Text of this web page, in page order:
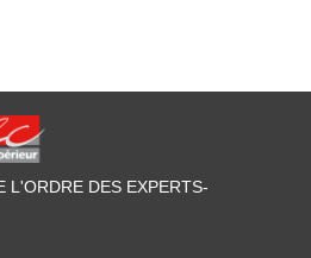
L'ORDRE DES EXPERTS-